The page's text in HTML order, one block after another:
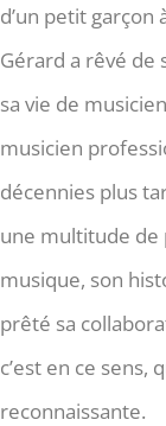
d’un petit garçon
Gérard a rêvé de
sa vie de
musicien
décennies plus
une multitude de
musique, son
prêté sa
c’est en ce sens,
reconnaissante.